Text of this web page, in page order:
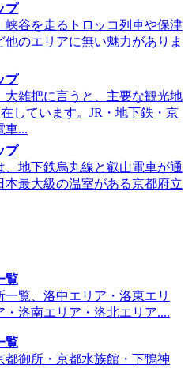
プ
峡谷を走るトロッコ列車や保津
他のエリアに無い魅力がありま
プ
大雑把に言うと、主要な観光地
しています。JR・地下鉄・京
車...
プ
、地下鉄烏丸線と叡山電車が通
本最大級の温室がある京都府立
覧
一覧、洛中エリア・洛東エリ
・洛南エリア・洛北エリア....
覧
都御所・京都水族館・下鴨神